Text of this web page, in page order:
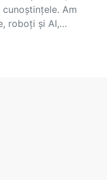
Am
roboți și AI,…